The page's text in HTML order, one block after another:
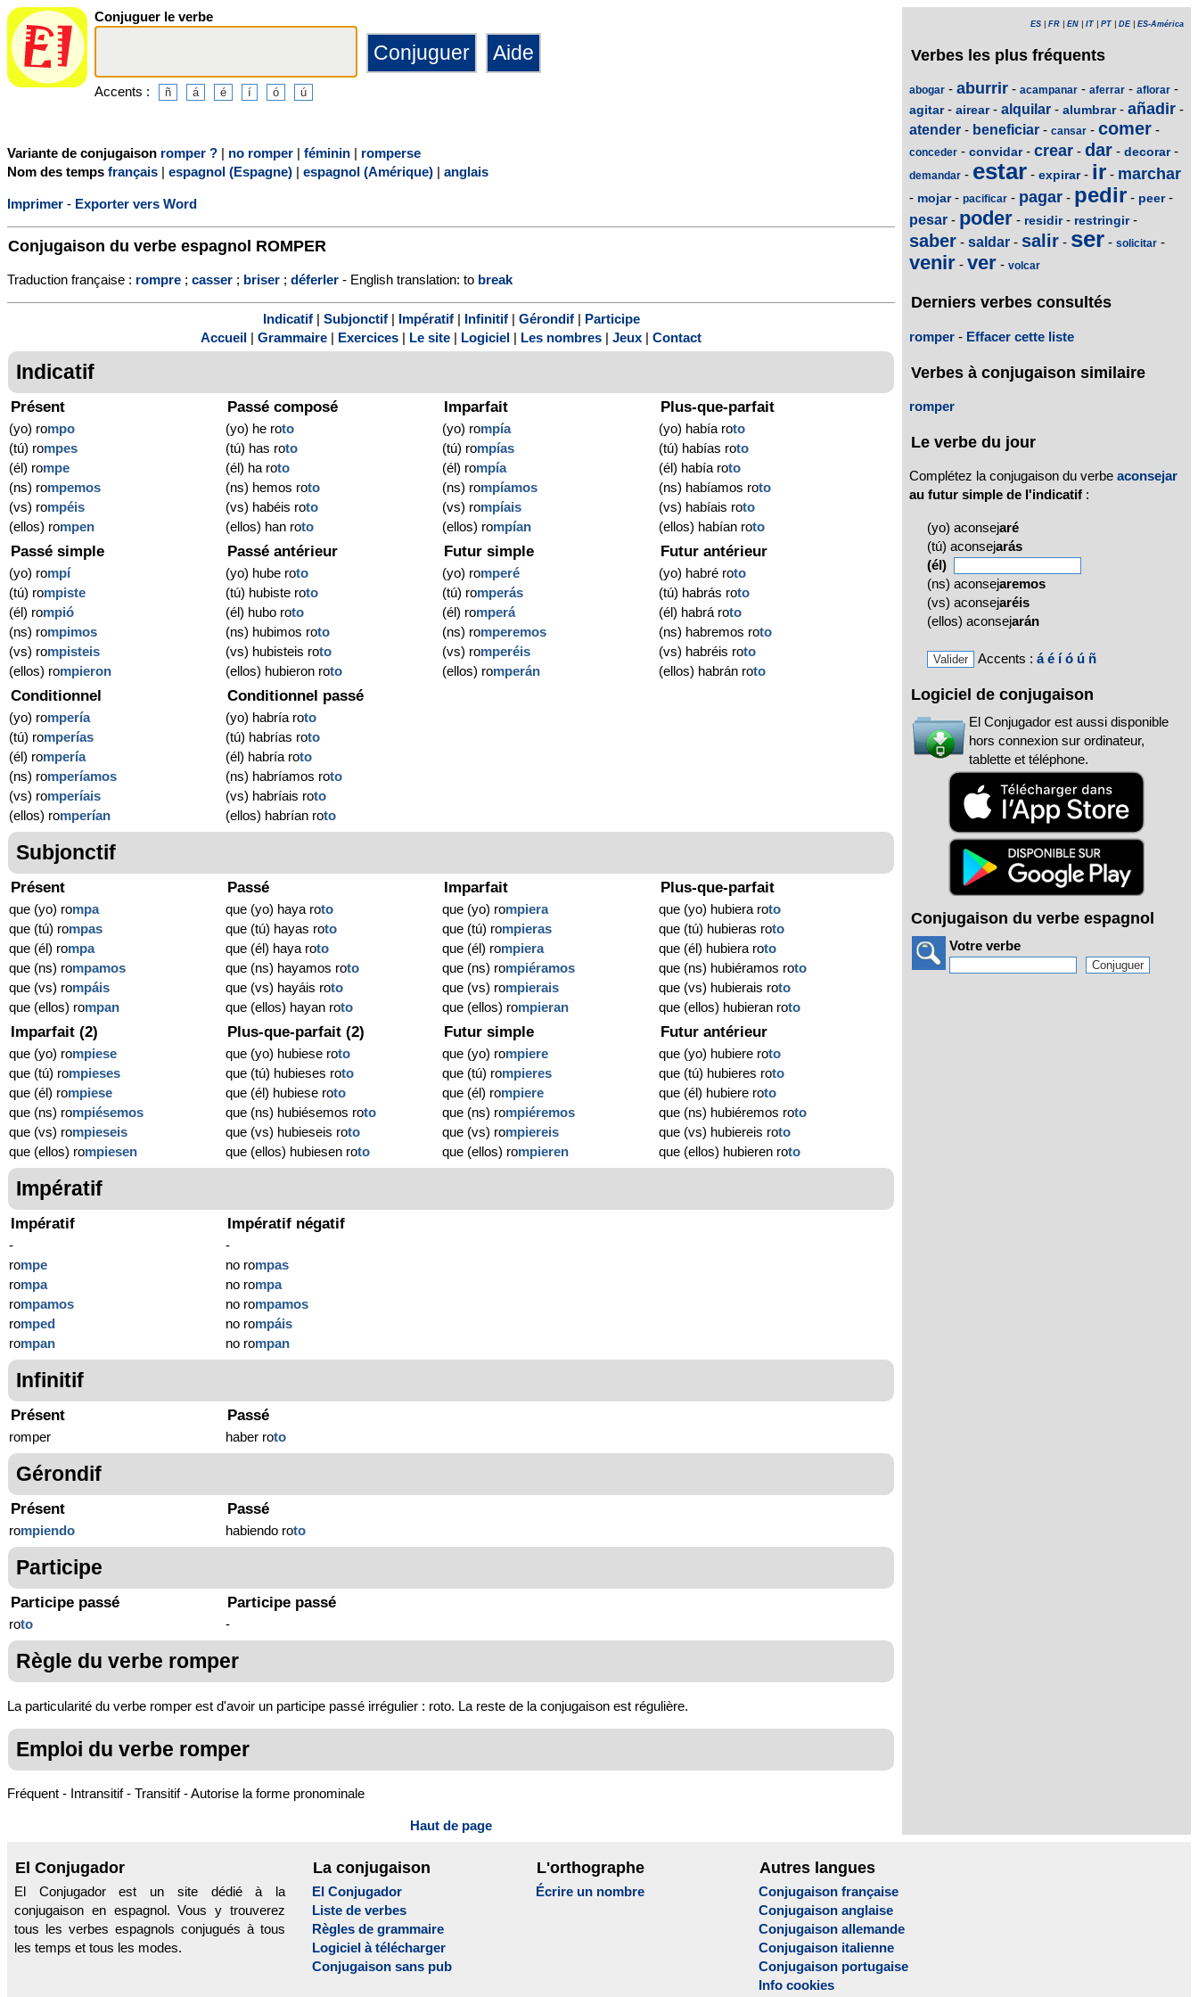
Conjuguer le verbe
Accents :
Variante de conjugaison romper ? | no romper | féminin | romperse
Nom des temps français | espagnol (Espagne) | espagnol (Amérique) | anglais
Imprimer - Exporter vers Word
Conjugaison du verbe espagnol ROMPER
Traduction française : rompre ; casser ; briser ; déferler - English translation: to break
Indicatif| Subjonctif| Impératif| Infinitif| Gérondif|
Participe
Accueil
Grammaire Exercices Le site Logiciel Les nombres Jeux Contact
Indicatif
Présent
(yo) rompo
(tú) rompes
(él) rompe
(ns) rompemos
(vs) rompéis
(ellos) rompen
Passé composé
(yo) he roto
(tú) has roto
(él) ha roto
(ns) hemos roto
(vs) habéis roto
(ellos) han roto
Imparfait
(yo) rompía
(tú) rompías
(él) rompía
(ns) rompíamos
(vs) rompíais
(ellos) rompían
Plus-que-parfait
(yo) había roto
(tú) habías roto
(él) había roto
(ns) habíamos roto
(vs) habíais roto
(ellos) habían roto
Passé simple
(yo) rompí
(tú) rompiste
(él) rompió
(ns) rompimos
(vs) rompisteis
(ellos) rompieron
Passé antérieur
(yo) hube roto
(tú) hubiste roto
(él) hubo roto
(ns) hubimos roto
(vs) hubisteis roto
(ellos) hubieron roto
Futur simple
(yo) romperé
(tú) romperás
(él) romperá
(ns) romperemos
(vs) romperéis
(ellos) romperán
Futur antérieur
(yo) habré roto
(tú) habrás roto
(él) habrá roto
(ns) habremos roto
(vs) habréis roto
(ellos) habrán roto
Conditionnel
(yo) rompería
(tú) romperías
(él) rompería
(ns) romperíamos
(vs) romperíais
(ellos) romperían
Conditionnel passé
(yo) habría roto
(tú) habrías roto
(él) habría roto
(ns) habríamos roto
(vs) habríais roto
(ellos) habrían roto
Subjonctif
Présent
que (yo) rompa
que (tú) rompas
que (él) rompa
que (ns) rompamos
que (vs) rompáis
que (ellos) rompan
Passé
que (yo) haya roto
que (tú) hayas roto
que (él) haya roto
que (ns) hayamos roto
que (vs) hayáis roto
que (ellos) hayan roto
Imparfait
que (yo) rompiera
que (tú) rompieras
que (él) rompiera
que (ns) rompiéramos
que (vs) rompierais
que (ellos) rompieran
Plus-que-parfait
que (yo) hubiera roto
que (tú) hubieras roto
que (él) hubiera roto
que (ns) hubiéramos roto
que (vs) hubierais roto
que (ellos) hubieran roto
Imparfait (2)
que (yo) rompiese
que (tú) rompieses
que (él) rompiese
que (ns) rompiésemos
que (vs) rompieseis
que (ellos) rompiesen
Plus-que-parfait (2)
que (yo) hubiese roto
que (tú) hubieses roto
que (él) hubiese roto
que (ns) hubiésemos roto
que (vs) hubieseis roto
que (ellos) hubiesen roto
Futur simple
que (yo) rompiere
que (tú) rompieres
que (él) rompiere
que (ns) rompiéremos
que (vs) rompiereis
que (ellos) rompieren
Futur antérieur
que (yo) hubiere roto
que (tú) hubieres roto
que (él) hubiere roto
que (ns) hubiéremos roto
que (vs) hubiereis roto
que (ellos) hubieren roto
Impératif
Impératif
-
rompe
rompa
rompamos
romped
rompan
Impératif négatif
-
no rompas
no rompa
no rompamos
no rompáis
no rompan
Infinitif
Présent
romper
Passé
haber roto
Gérondif
Présent
rompiendo
Passé
habiendo roto
Participe
Participe passé
roto
Participe passé
-
Règle du verbe romper
La particularité du verbe romper est d'avoir un participe passé irrégulier : roto. La reste de la conjugaison est régulière.
Emploi du verbe romper
Fréquent - Intransitif - Transitif - Autorise la forme pronominale
Haut de page
ES FR EN IT PT DE| ES-América
Verbes les plus fréquents
abogar - aburrir - acampanar - aferrar - aflorar -
agitar- airear- alquilar - alumbrar- añadir -
atender - beneficiar - cansar - comer -
conceder - convidar- crear - dar - decorar-
demandar - estar - expirar- ir - marchar
- mojar- pacificar - pagar - pedir - peer-
pesar - poder - residir- restringir-
saber - saldar - salir - ser - solicitar -
venir - ver - volcar
Derniers verbes consultés
romper - Effacer cette liste
Verbes à conjugaison similaire
romper
Le verbe du jour
Complétez la conjugaison du verbe aconsejar
au futur simple de l'indicatif :
(yo) aconsejaré
(tú) aconsejarás
(él)
(ns) aconsejaremos
(vs) aconsejaréis
(ellos) aconsejarán
Accents : á é í ó ú ñ
Logiciel de conjugaison
El Conjugador est aussi disponible
hors connexion sur ordinateur,
tablette et téléphone.
Conjugaison du verbe espagnol
Votre verbe
El Conjugador
El Conjugador est un site dédié à la
conjugaison en espagnol. Vous y trouverez
tous les verbes espagnols conjugués à tous
les temps et tous les modes.
La conjugaison
El Conjugador
Liste de verbes
Règles de grammaire
Logiciel à télécharger
Conjugaison sans pub
L'orthographe
Écrire un nombre
Autres langues
Conjugaison française
Conjugaison anglaise
Conjugaison allemande
Conjugaison italienne
Conjugaison portugaise
Info cookies